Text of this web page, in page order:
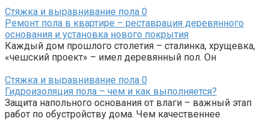
Стяжка и выравнивание пола 0
Ремонт пола в квартире – реставрация деревянного
основания и установка нового покрытия
Каждый дом прошлого столетия – сталинка, хрущевка,
«чешский проект» – имел деревянный пол. Он
Стяжка и выравнивание пола 0
Гидроизоляция пола – чем и как выполняется?
Защита напольного основания от влаги – важный этап
работ по обустройству дома. Чем качественнее